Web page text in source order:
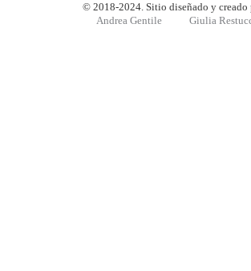
© 2018-2024. Sitio diseñado y creado
Giulia
Andrea Gentile